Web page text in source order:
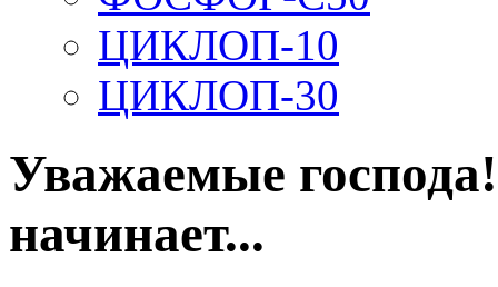
ЦИКЛОП-10
ЦИКЛОП-30
Уважаемые
начинает...